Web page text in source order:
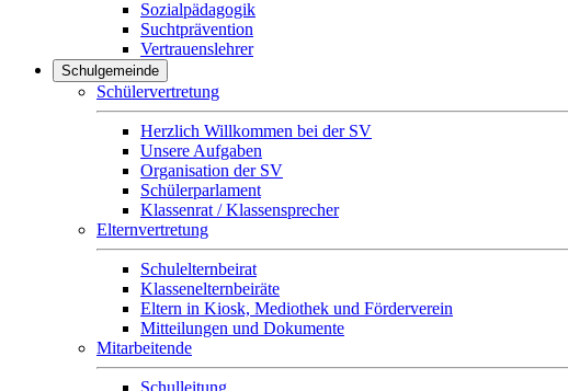
Sozialpädagogik
Suchtprävention
Vertrauenslehrer
Schulgemeinde
Schülervertretung
Herzlich Willkommen bei der SV
Unsere Aufgaben
Organisation der SV
Schülerparlament
Klassenrat / Klassensprecher
Elternvertretung
Schulelternbeirat
Klassenelternbeiräte
Eltern in Kiosk, Mediothek und Förderverein
Mitteilungen und Dokumente
Mitarbeitende